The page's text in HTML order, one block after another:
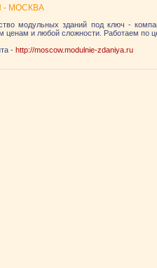
- МОСКВА
модульных зданий под ключ -
ценам и любой сложности. Работаем по
- http://moscow.modulnie-zdaniya.ru